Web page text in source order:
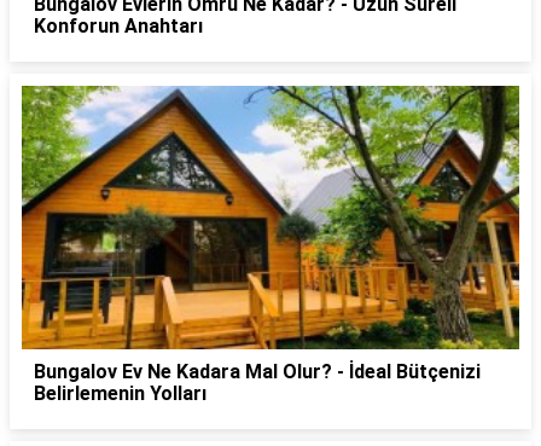
Bungalov Evlerin Ömrü Ne Kadar? - Uzun Süreli
Konforun Anahtarı
Bungalov Ev Ne Kadara Mal Olur? - İdeal Bütçenizi
Belirlemenin Yolları